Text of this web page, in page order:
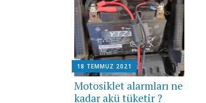
18 TEMMUZ 2021
Motosiklet alarmları ne
kadar akü tüketir ?